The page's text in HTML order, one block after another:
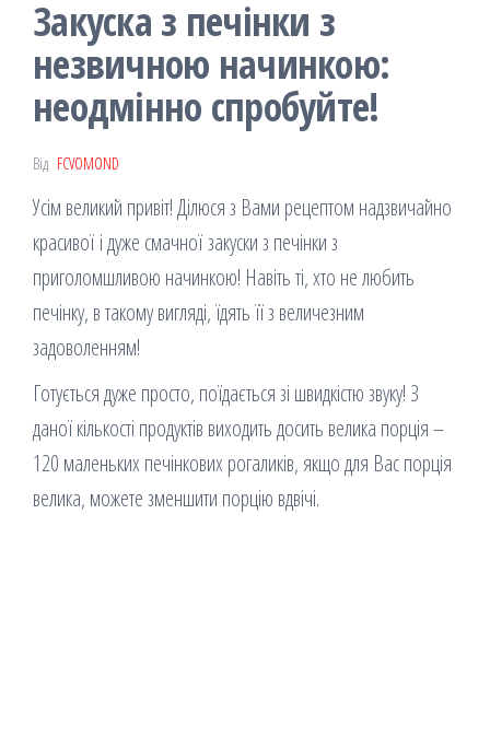
Закуска з печінки з
незвичною начинкою:
неодмінно спробуйте!
Від FCVOMOND
Усім великий привіт! Ділюся з Вами рецептом надзвичайно
красивої і дуже смачної закуски з печінки з
приголомшливою начинкою! Навіть ті, хто не любить
печінку, в такому вигляді, їдять її з величезним
задоволенням!
Готується дуже просто, поїдається зі швидкістю звуку! З
даної кількості продуктів виходить досить велика порція –
120 маленьких печінкових рогаликів, якщо для Вас порція
велика, можете зменшити порцію вдвічі.